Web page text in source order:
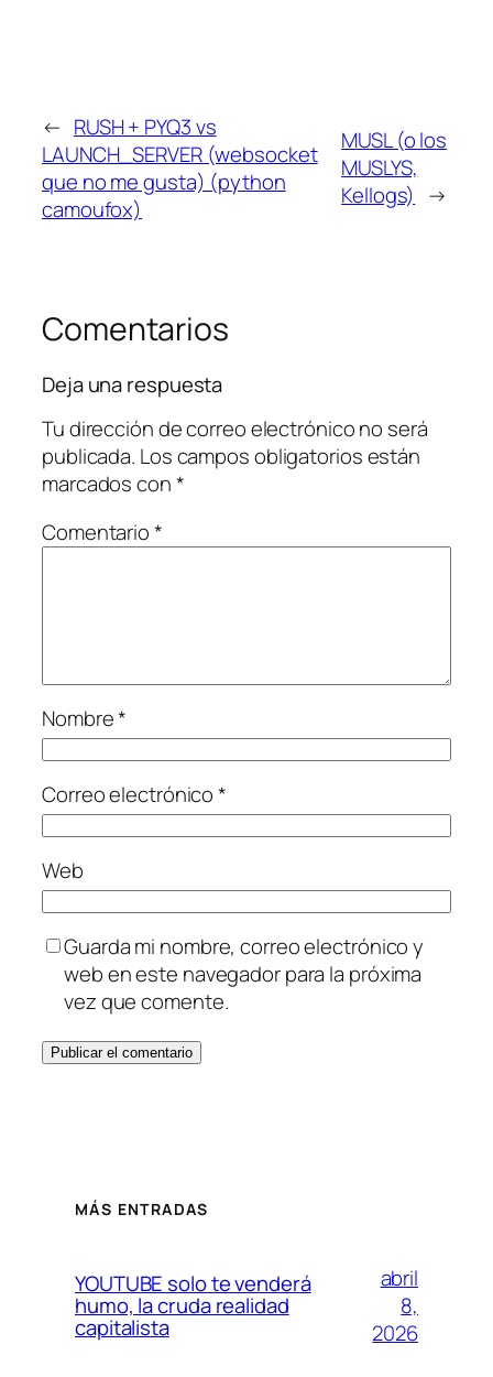
← RUSH + PYQ3 vs
LAUNCH_SERVER (websocket
que no me gusta) (python
camoufox)
MUSL (o los
MUSLYS,
Kellogs) →
Comentarios
Deja una respuesta
Tu dirección de correo electrónico no será
publicada. Los campos obligatorios están
marcados con*
Comentario*
Nombre*
Correo electrónico*
Web
Guarda mi nombre, correo electrónico y
web en este navegador para la próxima
vez que comente.
MÁS ENTRADAS
YOUTUBE solo te venderá
humo, la cruda realidad
capitalista
abril
8,
2026